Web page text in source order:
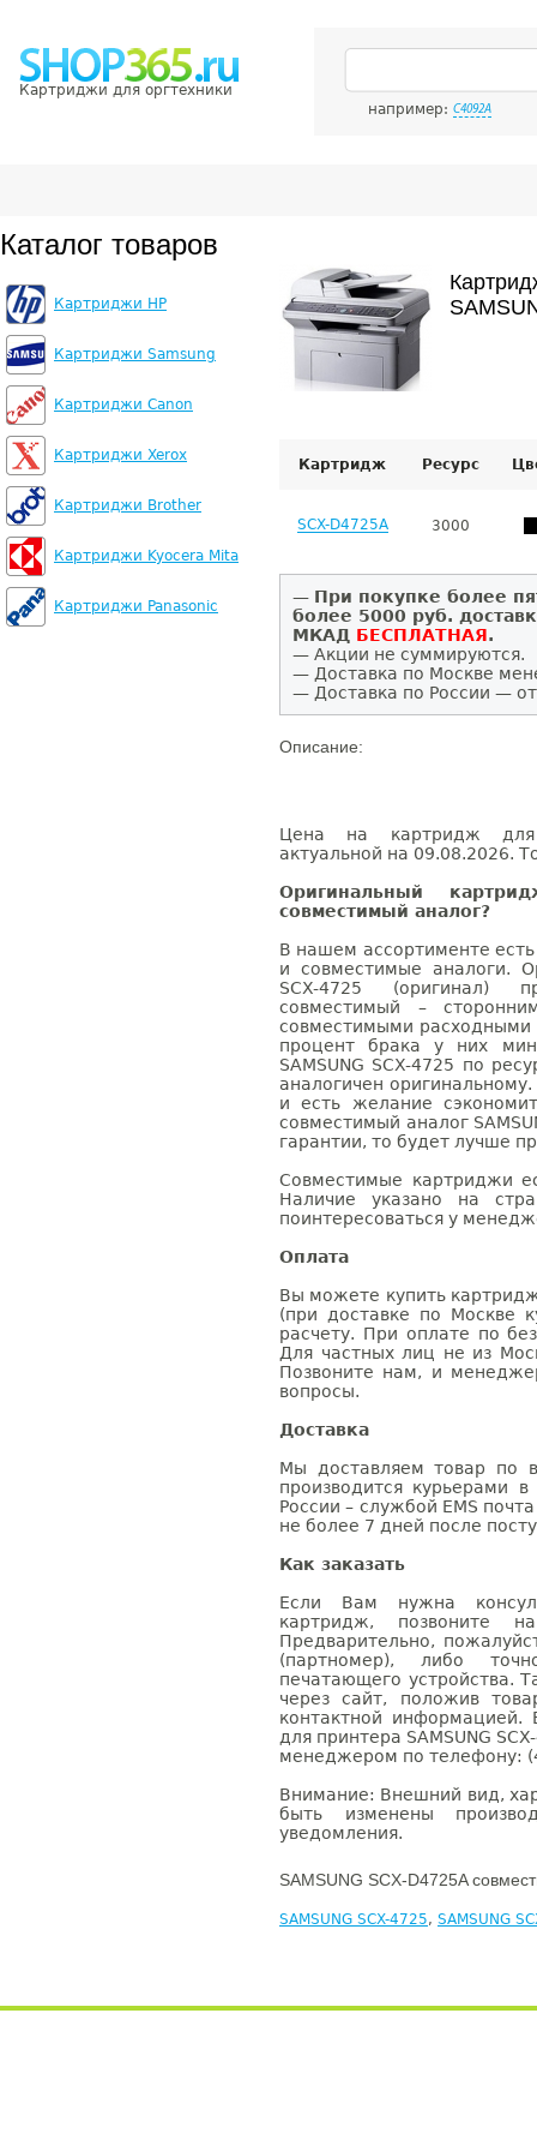
Картриджи для оргтехники
например: C4092A
Каталог товаров
Картриджи HP
Картриджи Samsung
Картриджи Canon
Картриджи Xerox
Картриджи Brother
Картриджи Kyocera Mita
Картриджи Panasonic
Картридж Ресурс
SCX-D4725A 3000
— При покупке более
более 5000 руб.
МКАД БЕСПЛАТНАЯ.
— Акции не суммируются.
— Доставка по Москве
— Доставка по России —
Описание:
Цена на картридж для
актуальной на 09.08.2026.
Оригинальный
совместимый аналог?
В нашем ассортименте
и совместимые аналоги.
SCX-4725 (оригинал)
совместимый –
совместимыми расходными
процент брака у них
SAMSUNG SCX-4725 по
аналогичен
и есть желание
совместимый аналог
гарантии, то будет лучше
Совместимые картриджи
Наличие указано на
поинтересоваться у
Оплата
Вы можете купить
(при доставке по Москве
расчету. При оплате по
Для частных лиц не из
Позвоните нам, и
вопросы.
Доставка
Мы доставляем товар по
производится курьерами
России – службой EMS
не более 7 дней после
Как заказать
Если Вам нужна
картридж, позвоните
Предварительно,
(партномер), либо
печатающего устройства.
через сайт, положив
контактной информацией.
для принтера SAMSUNG
менеджером по телефону:
Внимание: Внешний вид,
быть изменены
уведомления.
SAMSUNG SCX-D4725A
SAMSUNG SCX-4725, SAMSUNG